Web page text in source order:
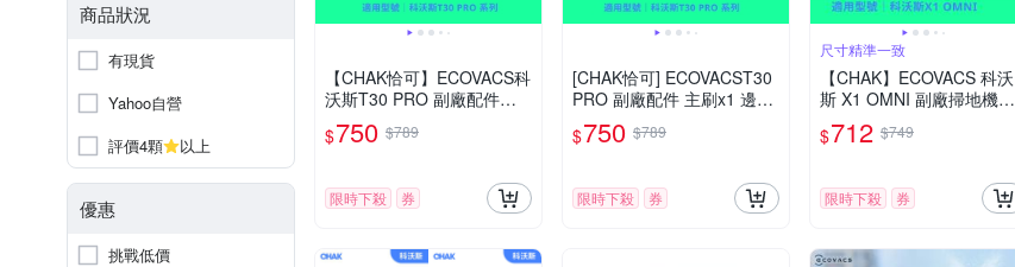
商品狀況
有現貨
Yahoo自營
評價4顆
以上
優惠
挑戰低價
【CHAK恰可】ECOVACS科
沃斯T30 PRO 副廠配件主
刷×1 邊刷×4 濾網×4 集塵袋
x4
$750 $789
限時下殺 券
[CHAK恰可] ECOVACST30
PRO 副廠配件 主刷x1 邊刷
x4 濾網x4 拖布x4
$750 $789
限時下殺 券
尺寸精準一致
【CHAK】ECOVACS 科沃
斯 X1 OMNI 副廠掃地機配
件耗材超值組(主刷×1 邊刷×
3組 濾網×4 拖布×2組)
$712 $749
限時下殺 券